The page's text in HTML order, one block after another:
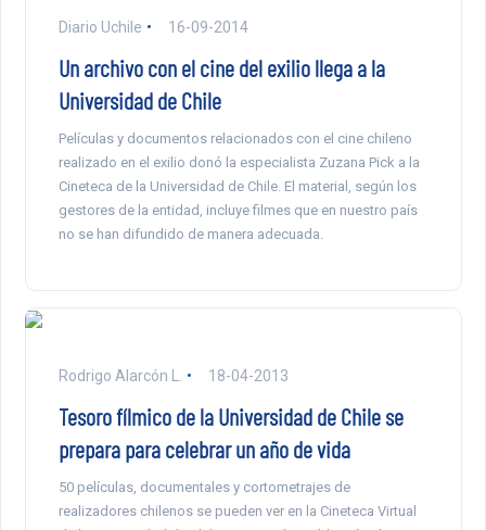
Diario Uchile 16-09-2014
Un archivo con el cine del exilio llega a la
Universidad de Chile
Películas y documentos relacionados con el cine chileno
realizado en el exilio donó la especialista Zuzana Pick a la
Cineteca de la Universidad de Chile. El material, según los
gestores de la entidad, incluye filmes que en nuestro país
no se han difundido de manera adecuada.
Rodrigo Alarcón L. 18-04-2013
Tesoro fílmico de la Universidad de Chile se
prepara para celebrar un año de vida
50 películas, documentales y cortometrajes de
realizadores chilenos se pueden ver en la Cineteca Virtual